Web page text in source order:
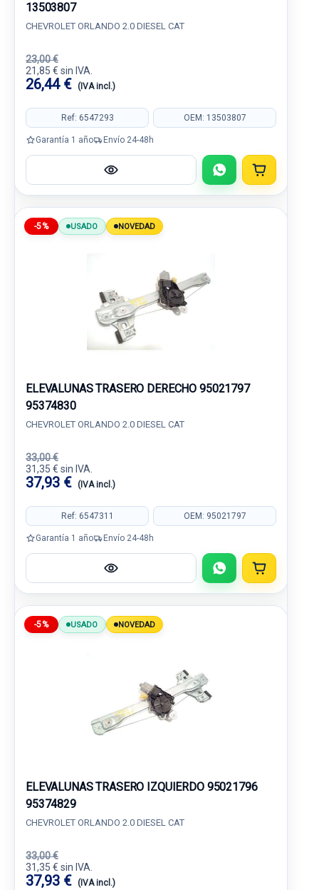
13503807
CHEVROLET ORLANDO 2.0 DIESEL CAT
23,00 €
21,85 € sin IVA.
26,44 € (IVA incl.)
Ref: 6547293 OEM: 13503807
Garantía 1 año Envío 24-48h
-5% USADO NOVEDAD
ELEVALUNAS TRASERO DERECHO 95021797
95374830
CHEVROLET ORLANDO 2.0 DIESEL CAT
33,00 €
31,35 € sin IVA.
37,93 € (IVA incl.)
Ref: 6547311 OEM: 95021797
Garantía 1 año Envío 24-48h
-5% USADO NOVEDAD
ELEVALUNAS TRASERO IZQUIERDO 95021796
95374829
CHEVROLET ORLANDO 2.0 DIESEL CAT
33,00 €
31,35 € sin IVA.
37,93 € (IVA incl.)